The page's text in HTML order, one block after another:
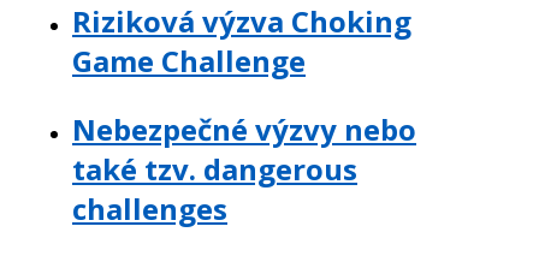
Riziková výzva Choking
Game Challenge
Nebezpečné výzvy nebo
také tzv. dangerous
challenges